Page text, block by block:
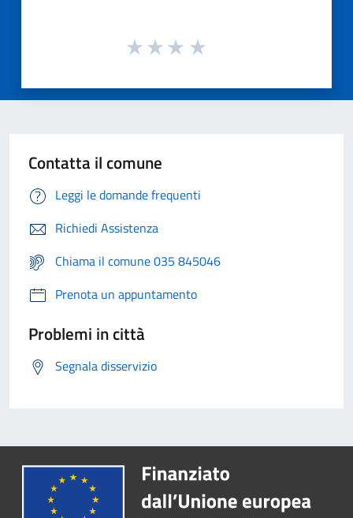
Contatta il comune
Leggi le domande frequenti
Richiedi Assistenza
Chiama il comune 035 845046
Prenota un appuntamento
Problemi in città
Segnala disservizio